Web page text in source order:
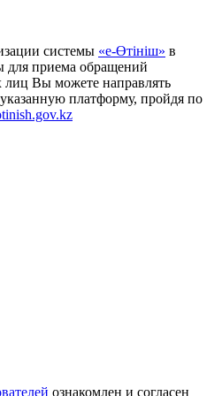
системы «е-Өтініш» в
для приема обращений
Вы можете направлять
платформу, пройдя по
ознакомлен и согласен